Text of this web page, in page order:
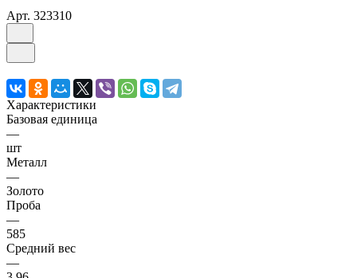
Арт. 323310
Характеристики
Базовая единица
—
шт
Металл
—
Золото
Проба
—
585
Средний вес
—